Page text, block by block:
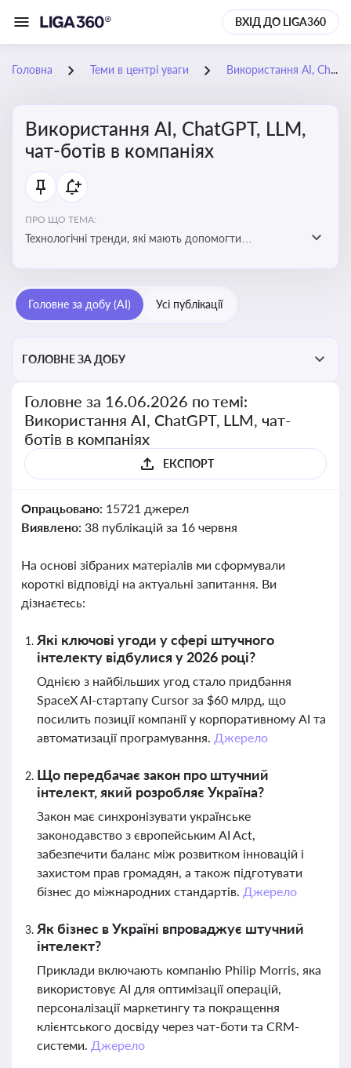
ВХІД ДО LIGA360
Головна Теми в центрі уваги Використання AI, ChatGPT, LLM, чат-ботів в компаніях
Використання AI, ChatGPT, LLM,
чат-ботів в компаніях
ПРО ЩО ТЕМА:
Технологічні тренди, які мають допомогти
ефективність і знизити витрати компаній
Головне за добу (AI) Усі публікації
ГОЛОВНЕ ЗА ДОБУ
Головне за 16.06.2026 по темі:
Використання AI, ChatGPT, LLM, чат-
ботів в компаніях
ЕКСПОРТ
Опрацьовано: 15721 джерел
Виявлено: 38 публікацій за 16 червня
На основі зібраних матеріалів ми сформували
короткі відповіді на актуальні запитання. Ви
дізнаєтесь:
Які ключові угоди у сфері штучного
інтелекту відбулися у 2026 році?
Однією з найбільших угод стало придбання
SpaceX AI-стартапу Cursor за $60 млрд, що
посилить позиції компанії у корпоративному AI та
автоматизації програмування. Джерело
Що передбачає закон про штучний
інтелект, який розробляє Україна?
Закон має синхронізувати українське
законодавство з європейським AI Act,
забезпечити баланс між розвитком інновацій і
захистом прав громадян, а також підготувати
бізнес до міжнародних стандартів. Джерело
Як бізнес в Україні впроваджує штучний
інтелект?
Приклади включають компанію Philip Morris, яка
використовує AI для оптимізації операцій,
персоналізації маркетингу та покращення
клієнтського досвіду через чат-боти та CRM-
системи. Джерело